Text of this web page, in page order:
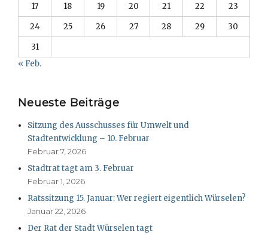
17
18 19 20 21 22
23
24
25 26 27 28 29
30
31
« Feb.
Neueste Beiträge
Sitzung des Ausschusses für Umwelt und
Stadtentwicklung – 10. Februar
Februar 7, 2026
Stadtrat tagt am 3. Februar
Februar 1, 2026
Ratssitzung 15. Januar: Wer regiert eigentlich Würselen?
Januar 22, 2026
Der Rat der Stadt Würselen tagt